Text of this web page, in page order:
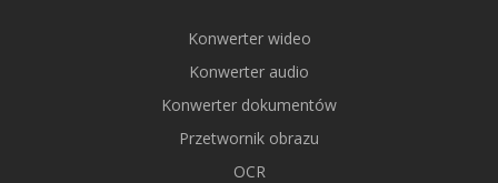
Konwerter wideo
Konwerter audio
Konwerter dokumentów
Przetwornik obrazu
OCR